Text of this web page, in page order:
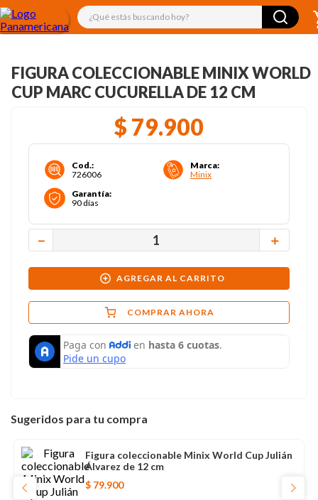
¿Qué estás buscando hoy?
FIGURA COLECCIONABLE MINIX WORLD
CUP MARC CUCURELLA DE 12 CM
$ 79.900
Cod.:
726006
Marca:
Minix
Garantía:
90 días
＋
－
AGREGAR AL CARRITO
COMPRAR AHORA
Sugeridos para tu compra
Figura coleccionable Minix World Cup Julián
Álvarez de 12 cm
$ 79.900